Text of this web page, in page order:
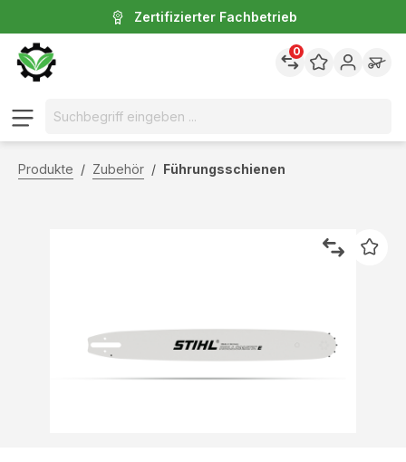
Zertifizierter Fachbetrieb
0
Produkte / Zubehör / Führungsschienen